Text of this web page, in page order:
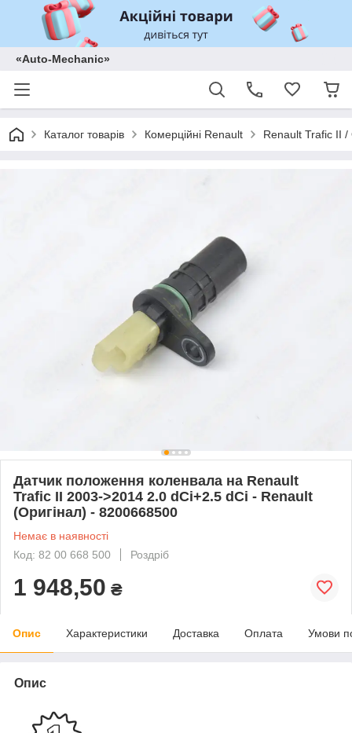
«Auto-Mechanic»
Каталог товарів Комерційні Renault Renault Trafic II
Датчик положення коленвала на Renault
Trafic II 2003->2014 2.0 dCi+2.5 dCi - Renault
(Оригінал) - 8200668500
Немає в наявності
Код: 82 00 668 500
Роздріб
1 948,50 ₴
Опис Характеристики Доставка Оплата Умови
Опис